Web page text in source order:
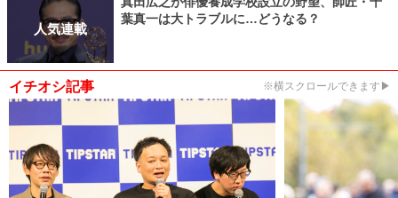
人気連載
葉真一は大トラブルに…どうなる？
イチオシ記事 ※横スクロールできます▶